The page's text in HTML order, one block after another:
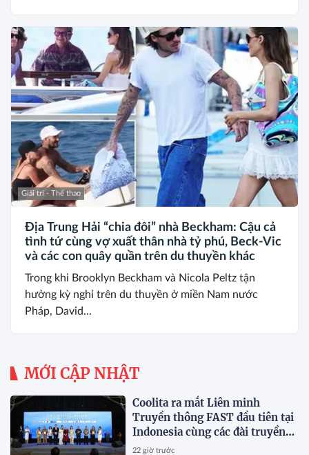
Giải trí - Thể thao
Địa Trung Hải “chia đôi” nhà Beckham: Cậu cả
tình tứ cùng vợ xuất thân nhà tỷ phú, Beck-Vic
và các con quây quần trên du thuyền khác
Trong khi Brooklyn Beckham và Nicola Peltz tận
hưởng kỳ nghỉ trên du thuyền ở miền Nam nước
Pháp, David...
MỚI CẬP NHẬT
Coolita ra mắt Liên minh
Truyền thông FAST đầu tiên tại
Indonesia cùng các đài truyền
hình hàng đầu
22 giờ trước